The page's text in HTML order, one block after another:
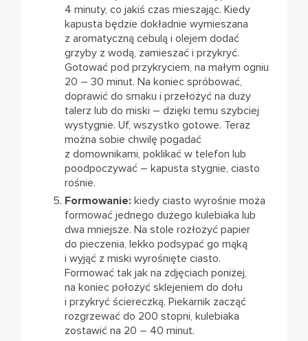
4 minuty, co jakiś czas mieszając. Kiedy
kapusta będzie dokładnie wymieszana
z aromatyczną cebulą i olejem dodać
grzyby z wodą, zamieszać i przykryć.
Gotować pod przykryciem, na małym ogniu
20 – 30 minut. Na koniec spróbować,
doprawić do smaku i przełożyć na duży
talerz lub do miski – dzięki temu szybciej
wystygnie. Uf, wszystko gotowe. Teraz
można sobie chwilę pogadać
z domownikami, poklikać w telefon lub
poodpoczywać – kapusta stygnie, ciasto
rośnie.
Formowanie: kiedy ciasto wyrośnie moża
formować jednego dużego kulebiaka lub
dwa mniejsze. Na stole rozłożyć papier
do pieczenia, lekko podsypać go mąką
i wyjąć z miski wyrośnięte ciasto.
Formować tak jak na zdjęciach poniżej,
na koniec położyć sklejeniem do dołu
i przykryć ściereczką. Piekarnik zacząć
rozgrzewać do 200 stopni, kulebiaka
zostawić na 20 – 40 minut.